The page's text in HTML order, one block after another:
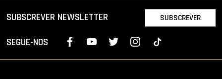
SUBSCREVER NEWSLETTER SUBSCREVER
SEGUE-NOS